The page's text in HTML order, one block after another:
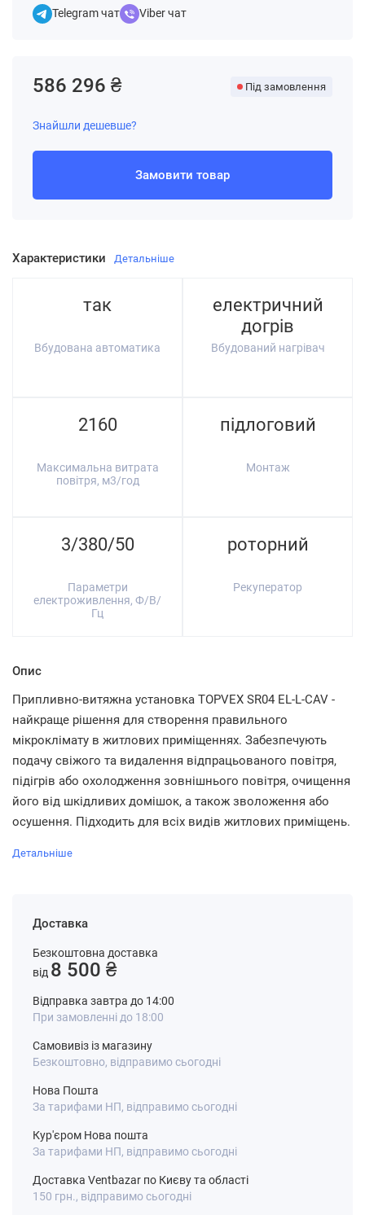
Telegram чат Viber чат
Характеристики Детальніше
так
Вбудована автоматика
електричний
догрів
Вбудований нагрівач
2160
Максимальна витрата
повітря, м3/год
підлоговий
Монтаж
3/380/50
Параметри
електроживлення, Ф/В/
Гц
роторний
Рекуператор
Опис
Припливно-витяжна установка TOPVEX SR04 EL-L-CAV -
найкраще рішення для створення правильного
мікроклімату в житлових приміщеннях. Забезпечують
подачу свіжого та видалення відпрацьованого повітря,
підігрів або охолодження зовнішнього повітря, очищення
його від шкідливих домішок, а також зволоження або
осушення. Підходить для всіх видів житлових приміщень.
Детальніше
Доставка
Безкоштовна доставка
від 8 500 ₴
Відправка завтра до 14:00
При замовленні до 18:00
Самовивіз із магазину
Безкоштовно, відправимо сьогодні
Нова Пошта
За тарифами НП, відправимо сьогодні
Кур'єром Нова пошта
За тарифами НП, відправимо сьогодні
Доставка Ventbazar по Києву та області
150 грн., відправимо сьогодні
586 296 ₴ Під замовлення
Знайшли дешевше?
Замовити товар